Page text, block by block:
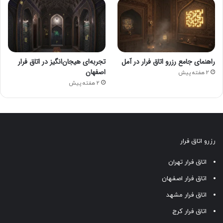
درمان شناختی-رفتاری. این درمان‌ها به افراد کمک می‌کنند تا
نحوه درک و پاسخ به موقعیت‌های ترسناک را تغییر دهند و شیوه
زندگی خود را بهبود بخشند.
ترس از دلقک یا علاقه به آنها، کدامیک؟
پس اتاق فرار دلقک‌ها را امتحان کنید
راهنمای جامع رزرو اتاق فرار در آمل
2 هفته پیش
تجربه‌ای هیجان‌انگیز در اتاق فرار
اصفهان
2 هفته پیش
رزرو اتاق فرار
اتاق فرار تهران
اتاق فرار اصفهان
اتاق فرار مشهد
اتاق فرار کرج